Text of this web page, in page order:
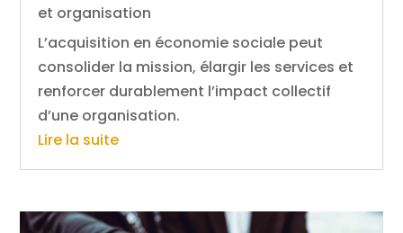
et organisation
L’acquisition en économie sociale peut
consolider la mission, élargir les services et
renforcer durablement l’impact collectif
d’une organisation.
Lire la suite